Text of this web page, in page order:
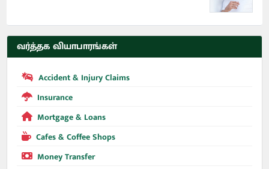
வர்த்தக வியாபாரங்கள்
Accident & Injury Claims
Insurance
Mortgage & Loans
Cafes & Coffee Shops
Money Transfer